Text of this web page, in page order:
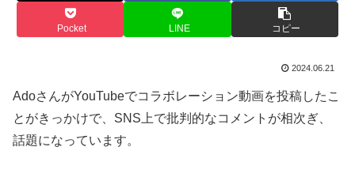
Pocket LINE コピー
2024.06.21
AdoさんがYouTubeでコラボレーション動画を投稿したこ
とがきっかけで、SNS上で批判的なコメントが相次ぎ、
話題になっています。